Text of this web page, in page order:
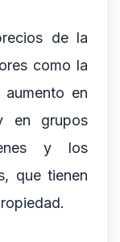
de la
como la
en
en grupos
y los
que tienen